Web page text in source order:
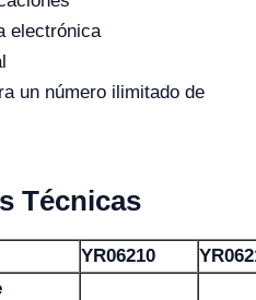
electrónica
un número ilimitado de
Técnicas
YR06210